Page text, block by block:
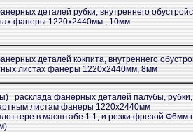
деталей рубки, внутреннего
фанеры 1220х2440мм , 10мм
деталей кокпита, внутреннего
листах фанеры 1220х2440мм, 8мм
расклада фанерных деталей палубы, рубки,
листам фанеры 1220х2440мм
в масштабе 1:1, и резки фрезой Ф6мм